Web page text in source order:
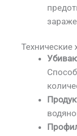
Технические